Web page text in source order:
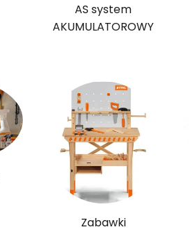
AS system
AKUMULATOROWY
Zabawki